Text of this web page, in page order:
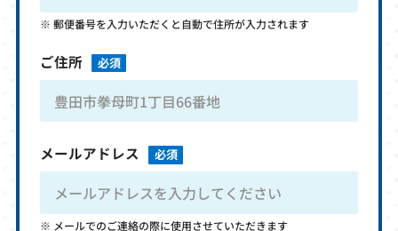
郵便番号を入力いただくと自動で住所が入力されます
ご住所 必須
メールアドレス 必須
メールでのご連絡の際に使用させていただきます